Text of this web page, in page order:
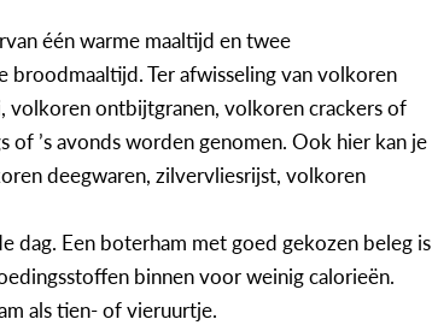
één warme maaltijd en twee
Ter afwisseling van volkoren
ontbijtgranen, volkoren crackers of
’s avonds worden genomen. Ook hier kan je
deegwaren, zilvervliesrijst, volkoren
Een boterham met goed gekozen beleg is
binnen voor weinig calorieën.
als tien- of vieruurtje.